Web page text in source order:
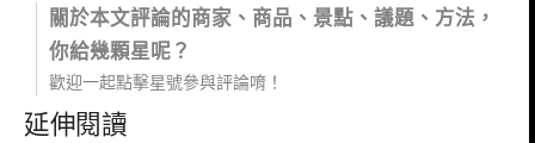
關於本文評論的商家、商品、景點、議題、方法，
你給幾顆星呢？
歡迎一起點擊星號參與評論唷！
延伸閱讀